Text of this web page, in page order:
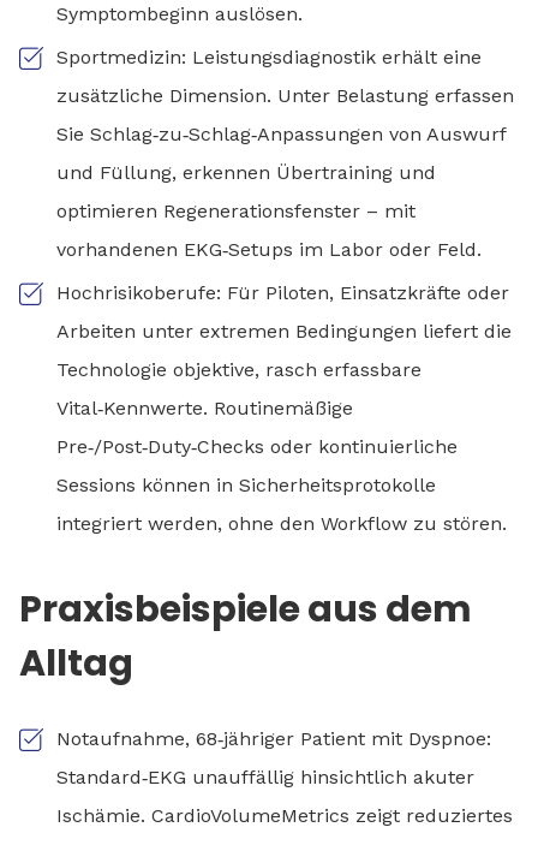
Symptombeginn auslösen.
Sportmedizin: Leistungsdiagnostik erhält eine
zusätzliche Dimension. Unter Belastung erfassen
Sie Schlag‑zu‑Schlag‑Anpassungen von Auswurf
und Füllung, erkennen Übertraining und
optimieren Regenerationsfenster – mit
vorhandenen EKG‑Setups im Labor oder Feld.
Hochrisikoberufe: Für Piloten, Einsatzkräfte oder
Arbeiten unter extremen Bedingungen liefert die
Technologie objektive, rasch erfassbare
Vital‑Kennwerte. Routinemäßige
Pre‑/Post‑Duty‑Checks oder kontinuierliche
Sessions können in Sicherheitsprotokolle
integriert werden, ohne den Workflow zu stören.
Praxisbeispiele aus dem
Alltag
Notaufnahme, 68‑jähriger Patient mit Dyspnoe:
Standard‑EKG unauffällig hinsichtlich akuter
Ischämie. CardioVolumeMetrics zeigt reduziertes